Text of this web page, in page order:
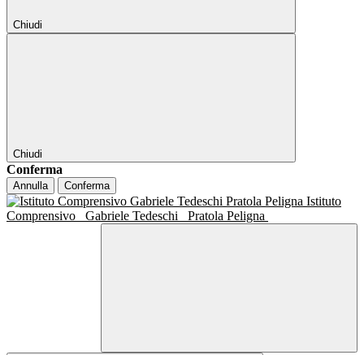
Chiudi
Chiudi
Conferma
Annulla Conferma
Istituto
Comprensivo
Gabriele Tedeschi Pratola Peligna